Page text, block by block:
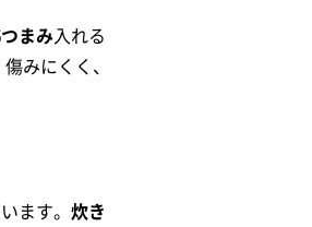
まみ 入れる
みにくく、
います。 炊き